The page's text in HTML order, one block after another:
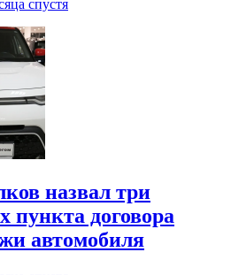
спустя
назвал три
пункта договора
автомобиля